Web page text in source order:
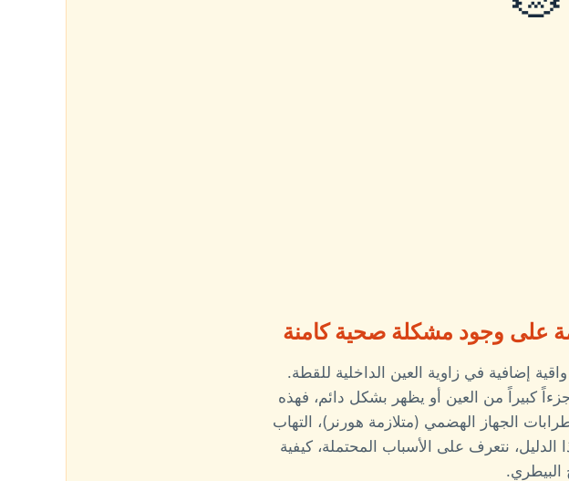
على وجود مشكلة صحية كامنة
إضافية في زاوية العين الداخلية للقطة.
كبيراً من العين أو يظهر بشكل دائم، فهذه
الجهاز الهضمي (متلازمة هورنر)، التهاب
نتعرف على الأسباب المحتملة، كيفية
البيطري.